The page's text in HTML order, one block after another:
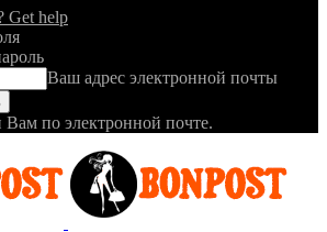
Get help
Ваш адрес электронной почты
Вам по электронной почте.